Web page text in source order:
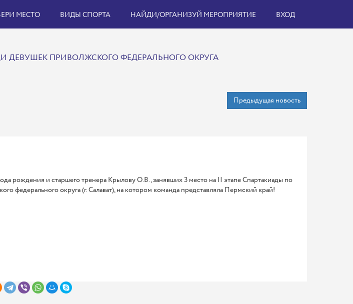
МЕСТО ВИДЫ СПОРТА НАЙДИ/ОРГАНИЗУЙ МЕРОПРИЯТИЕ ВХОД
ДЕВУШЕК ПРИВОЛЖСКОГО ФЕДЕРАЛЬНОГО ОКРУГА
Предыдущая новость
рождения и старшего тренера Крылову О.В., занявших 3 место на II этапе Спартакиады по
федерального округа (г. Салават), на котором команда представляла Пермский край!